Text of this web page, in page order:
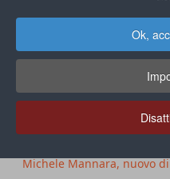
Ok,
Michele Mannara, nuovo